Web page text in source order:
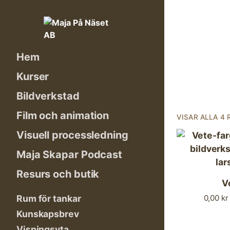
Hem
Kurser
Bildverkstad
Film och animation
Visuell processledning
Maja Skapar Podcast
Resurs och butik
Rum för tankar
Kunskapsbrev
VISAR ALLA 4
0,00 kr